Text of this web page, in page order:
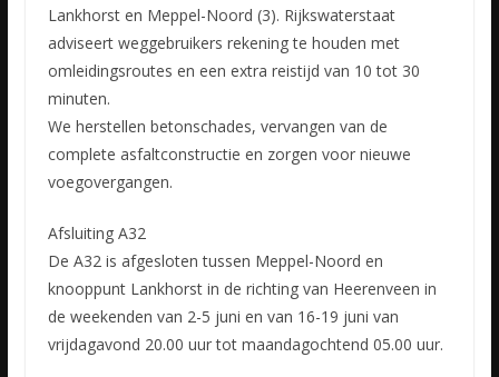
Lankhorst en Meppel-Noord (3). Rijkswaterstaat
adviseert weggebruikers rekening te houden met
omleidingsroutes en een extra reistijd van 10 tot 30
minuten.
We herstellen betonschades, vervangen van de
complete asfaltconstructie en zorgen voor nieuwe
voegovergangen.
Afsluiting A32
De A32 is afgesloten tussen Meppel-Noord en
knooppunt Lankhorst in de richting van Heerenveen in
de weekenden van 2-5 juni en van 16-19 juni van
vrijdagavond 20.00 uur tot maandagochtend 05.00 uur.